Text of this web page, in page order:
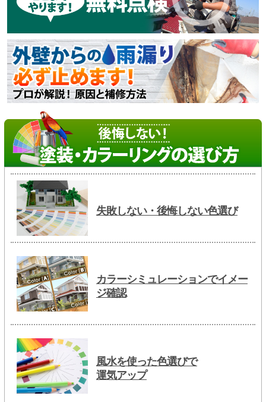
失敗しない・後悔しない色選び
カラーシミュレーションでイメー
ジ確認
風水を使った色選びで
運気アップ